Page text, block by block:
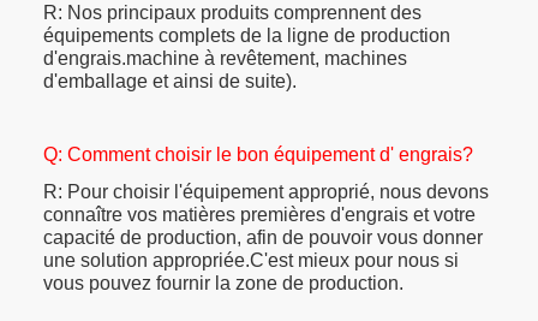
R: Nos principaux produits comprennent des
équipements complets de la ligne de production
d'engrais.machine à revêtement, machines
d'emballage et ainsi de suite).
Q: Comment choisir le bon équipement d' engrais?
R: Pour choisir l'équipement approprié, nous devons
connaître vos matières premières d'engrais et votre
capacité de production, afin de pouvoir vous donner
une solution appropriée.C'est mieux pour nous si
vous pouvez fournir la zone de production.